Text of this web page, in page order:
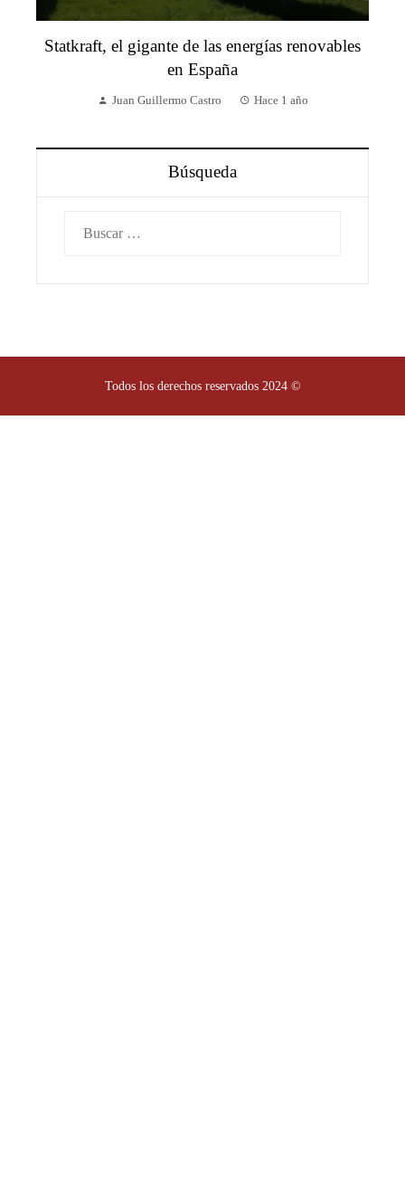
Statkraft, el gigante de las energías renovables
en España
Juan Guillermo Castro Hace 1 año
Búsqueda
Todos los derechos reservados 2024 ©